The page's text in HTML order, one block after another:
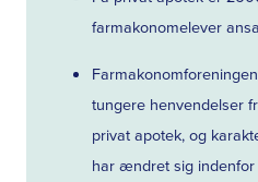
farmakonomelever
tungere henvendelser
privat apotek, og
har ændret sig